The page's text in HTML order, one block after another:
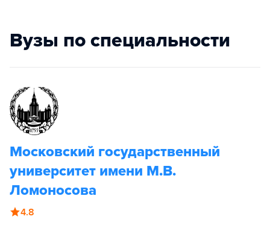
Вузы по специальности
Московский государственный
университет имени М.В.
Ломоносова
4.8